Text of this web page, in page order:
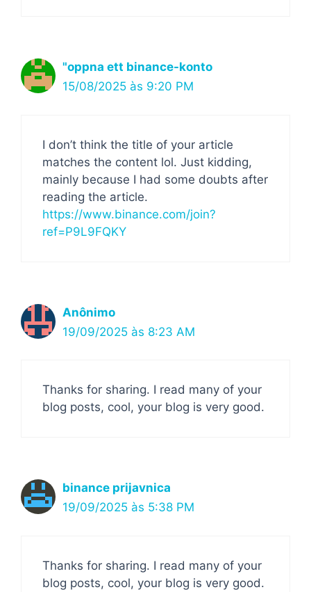
"oppna ett binance-konto
15/08/2025 às 9:20 PM
I don’t think the title of your article
matches the content lol. Just kidding,
mainly because I had some doubts after
reading the article.
https://www.binance.com/join?
ref=P9L9FQKY
Anônimo
19/09/2025 às 8:23 AM
Thanks for sharing. I read many of your
blog posts, cool, your blog is very good.
binance prijavnica
19/09/2025 às 5:38 PM
Thanks for sharing. I read many of your
blog posts, cool, your blog is very good.